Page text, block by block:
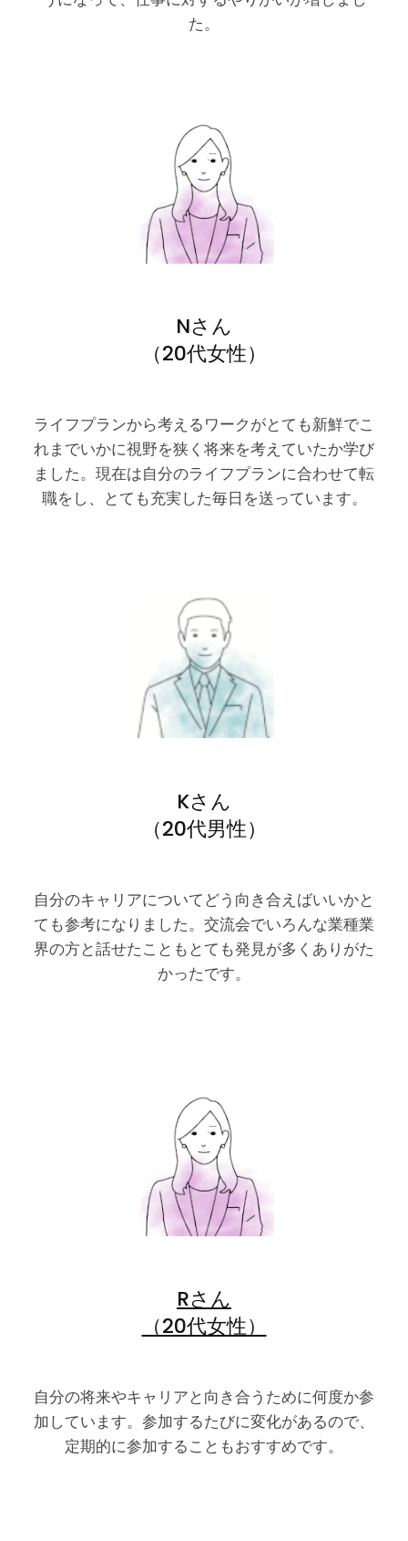
た。
Nさん
（20代女性）
ライフプランから考えるワークがとても新鮮でこ
れまでいかに視野を狭く将来を考えていたか学び
ました。現在は自分のライフプランに合わせて転
職をし、とても充実した毎日を送っています。
Kさん
（20代男性）
自分のキャリアについてどう向き合えばいいかと
ても参考になりました。交流会でいろんな業種業
界の方と話せたこともとても発見が多くありがた
かったです。
Rさん
（20代女性）
自分の将来やキャリアと向き合うために何度か参
加しています。参加するたびに変化があるので、
定期的に参加することもおすすめです。